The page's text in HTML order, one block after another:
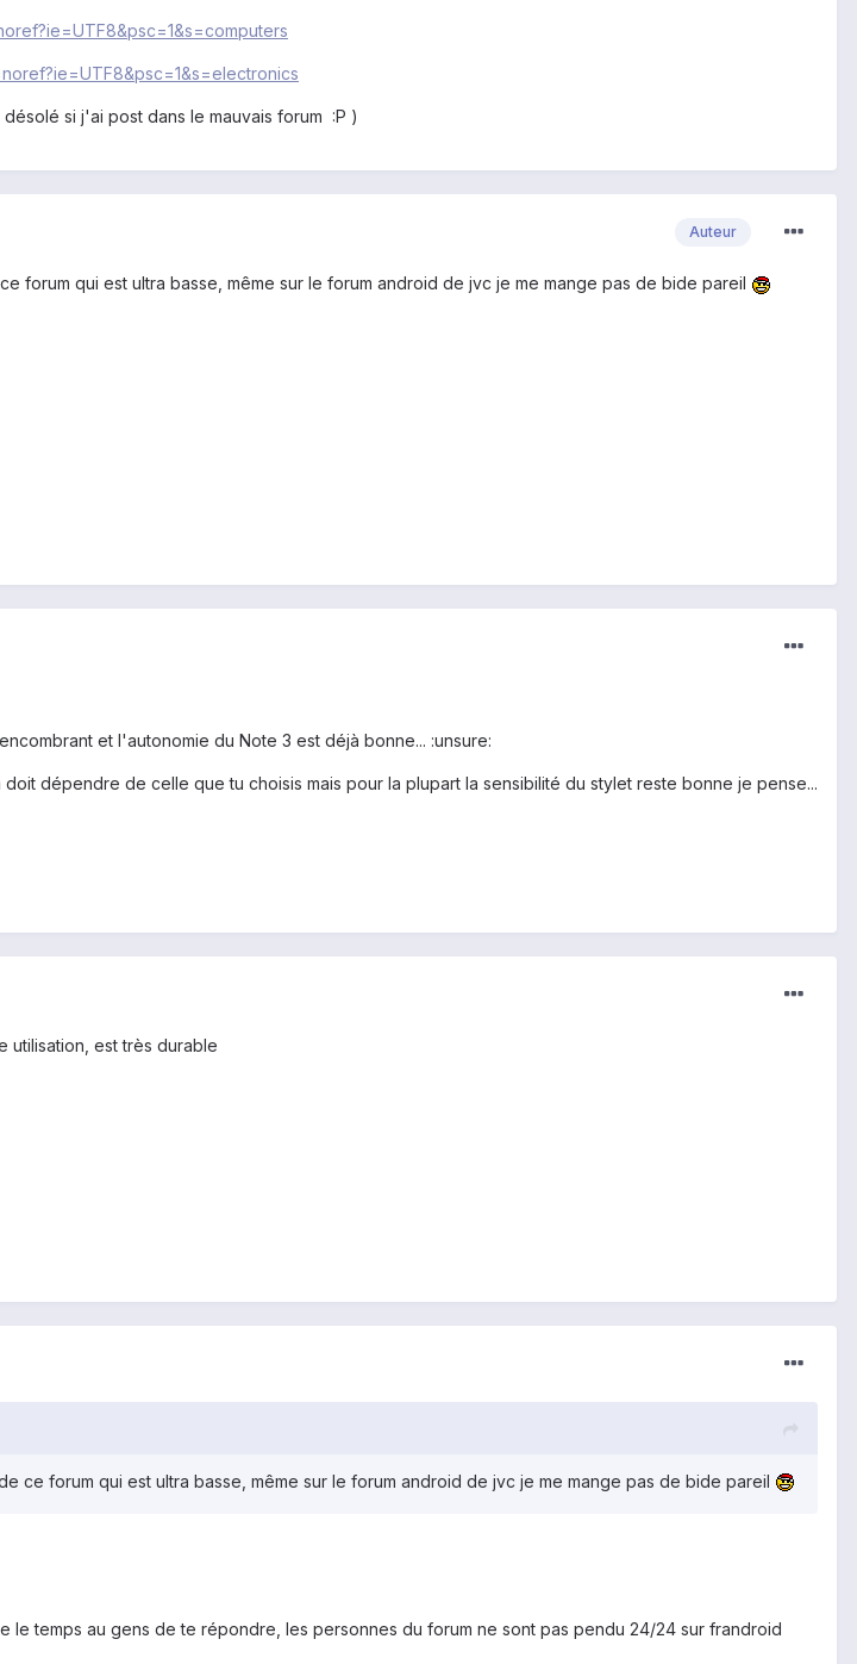
c=1&s=computers
1&s=electronics
si j'ai post dans le mauvais forum :P )
Auteur
forum qui est ultra basse, même sur le forum android de jvc je me mange pas de bide pareil
et l'autonomie du Note 3 est déjà bonne... :unsure:
dépendre de celle que tu choisis mais pour la plupart la sensibilité du stylet reste bonne je pense...
utilisation, est très durable
ce forum qui est ultra basse, même sur le forum android de jvc je me mange pas de bide pareil
temps au gens de te répondre, les personnes du forum ne sont pas pendu 24/24 sur frandroid